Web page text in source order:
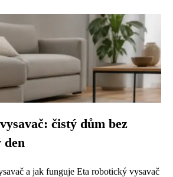
čistý dům bez
den
a jak funguje Eta robotický vysavač